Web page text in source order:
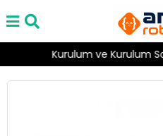
Kurulum ve Kurulum